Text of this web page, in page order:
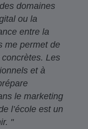
domaines
ou la
entre la
me permet de
Les
et à
le marketing
l’école est un
"